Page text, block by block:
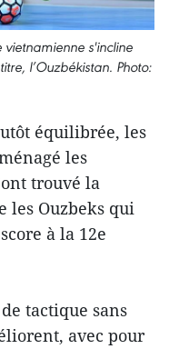
s'incline
l’Ouzbékistan. Photo:
équilibrée, les
les
trouvé la
les Ouzbeks qui
à la 12e
tactique sans
avec pour